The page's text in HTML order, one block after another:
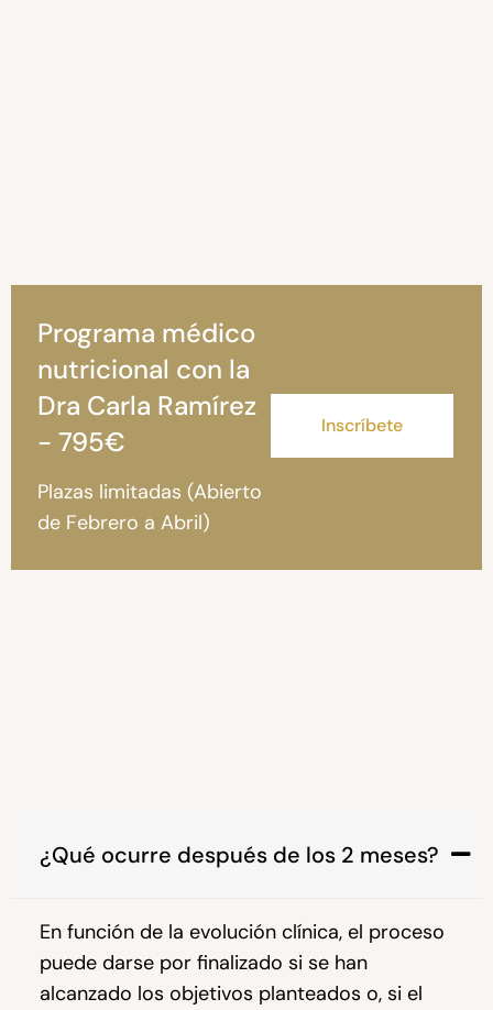
Programa médico
nutricional con la
Dra Carla Ramírez
- 795€
Plazas limitadas (Abierto
de Febrero a Abril)
Inscríbete
¿Qué ocurre después de los 2 meses?
En función de la evolución clínica, el proceso
puede darse por finalizado si se han
alcanzado los objetivos planteados o, si el